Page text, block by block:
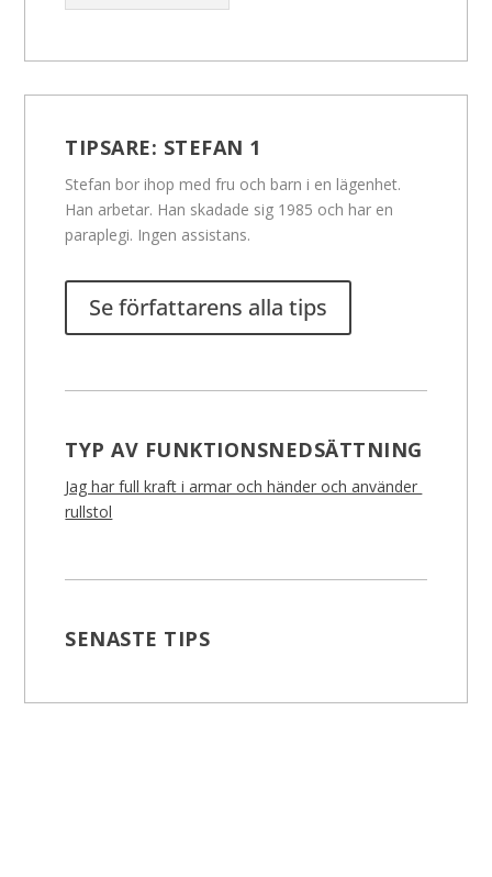
TIPSARE: STEFAN 1
Stefan bor ihop med fru och barn i en lägenhet.
Han arbetar. Han skadade sig 1985 och har en
paraplegi. Ingen assistans.
Se författarens alla tips
TYP AV FUNKTIONSNEDSÄTTNING
Jag har full kraft i armar och händer och använder
rullstol
SENASTE TIPS